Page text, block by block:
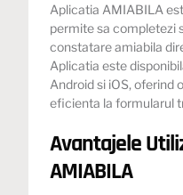
Aplicatia AMIABILA
permite sa completezi
constatare amiabila
Aplicatia este
Android si iOS, oferind
eficienta la formularul
Avantajele
AMIABILA